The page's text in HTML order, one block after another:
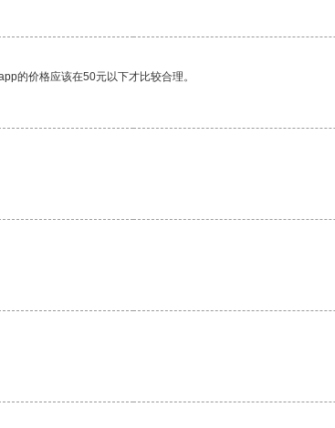
的价格应该在50元以下才比较合理。